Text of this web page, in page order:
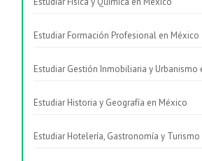
Estudiar Formación Profesional en México
Estudiar Gestión Inmobiliaria y Urbanismo
Estudiar Historia y Geografía en México
Estudiar Hotelería, Gastronomía y